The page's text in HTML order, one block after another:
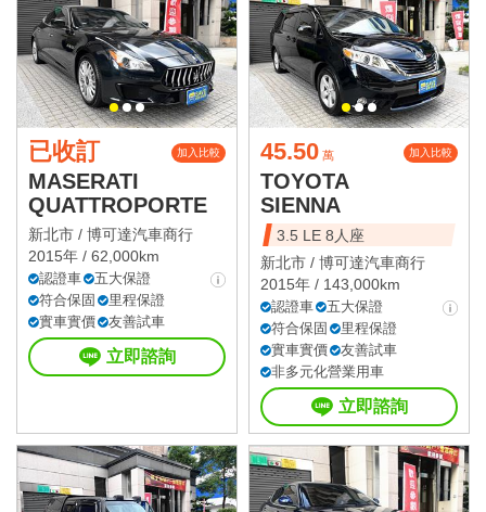
已收訂 加入比較
MASERATI
QUATTROPORTE
新北市 / 博可達汽車商行
2015年 / 62,000km
認證車
五大保證
符合保固
里程保證
實車實價
友善試車
立即諮詢
45.50 萬 加入比較
TOYOTA
SIENNA
3.5 LE 8人座
新北市 / 博可達汽車商行
2015年 / 143,000km
認證車
五大保證
符合保固
里程保證
實車實價
友善試車
非多元化營業用車
立即諮詢